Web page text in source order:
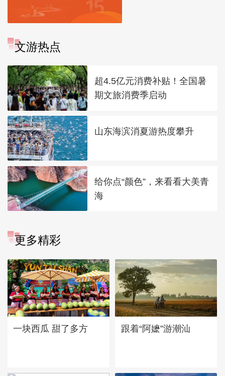
文游热点
超4.5亿元消费补贴！全国暑
期文旅消费季启动
山东海滨消夏游热度攀升
给你点“颜色”，来看看大美青
海
更多精彩
一块西瓜 甜了多方 跟着“阿嬷”游潮汕